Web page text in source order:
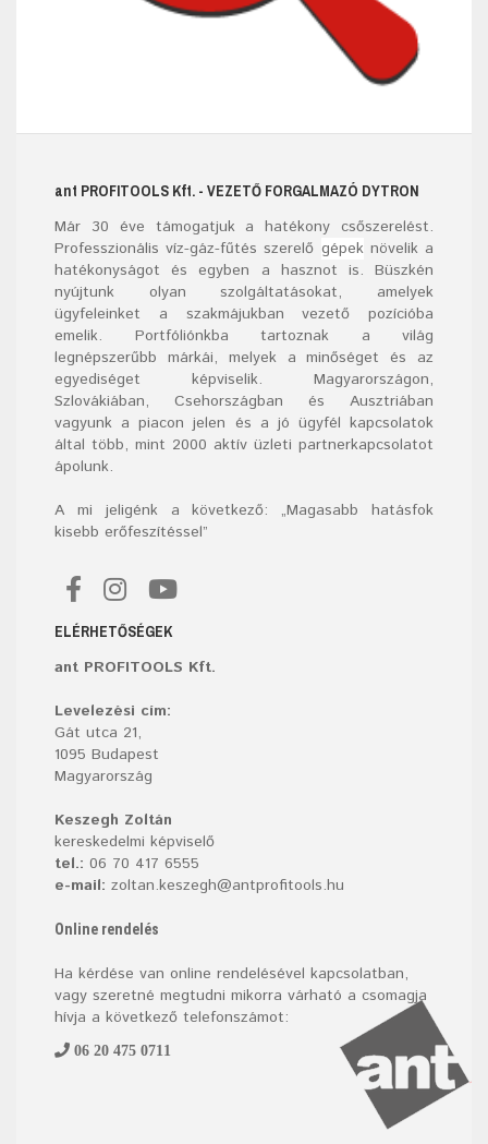
ant PROFITOOLS Kft. - VEZETŐ FORGALMAZÓ DYTRON
Már 30 éve támogatjuk a hatékony csőszerelést.
Professzionális víz-gáz-fűtés szerelő gépeknövelik a
hatékonyságot és egyben a hasznot is. Büszkén
nyújtunk olyan szolgáltatásokat, amelyek
ügyfeleinket a szakmájukban vezető pozícióba
emelik. Portfóliónkba tartoznak a világ
legnépszerűbb márkái, melyek a minőséget és az
egyediséget képviselik. Magyarországon,
Szlovákiában, Csehországban és Ausztriában
vagyunk a piacon jelen és a jó ügyfél kapcsolatok
által több, mint 2000 aktív üzleti partnerkapcsolatot
ápolunk.
A mi jeligénk a következő: „Magasabb hatásfok
kisebb erőfeszítéssel”
ELÉRHETŐSÉGEK
ant PROFITOOLS Kft.
Levelezési cím:
Gát utca 21,
1095 Budapest
Magyarország
Keszegh Zoltán
kereskedelmi képviselő
tel.: 06 70 417 6555
e-mail: zoltan.keszegh@antprofitools.hu
Online rendelés
Ha kérdése van online rendelésével kapcsolatban,
vagy szeretné megtudni mikorra várható a csomagja
hívja a következő telefonszámot:
06 20 475 0711